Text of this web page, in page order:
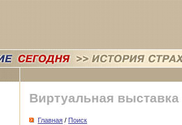
Виртуальная
Главная / Поиск